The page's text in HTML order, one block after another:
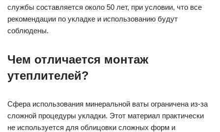
службы составляется около 50 лет, при условии, что все
рекомендации по укладке и использованию будут
соблюдены.
Чем отличается монтаж
утеплителей?
Сфера использования минеральной ваты ограничена из-за
сложной процедуры укладки. Этот материал практически
не используется для облицовки сложных форм и